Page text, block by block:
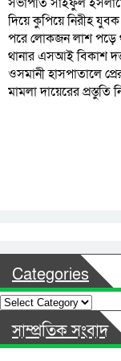
দিয়ে কুপিয়ে নিরীহ
পরে লোকজন লাশ পড়ে
থানার এসআই বিকাশ
ওসমানী হাসপাতালে
মামলা দায়েরের প্রস্তুতি
Categories
Categories
সাম্প্রতিক সংবাদ